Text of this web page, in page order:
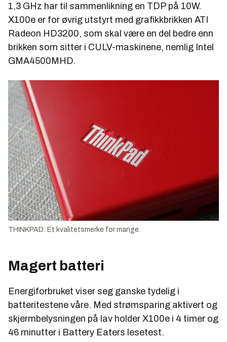
1,3 GHz har til sammenlikning en TDP på 10W.
X100e er for øvrig utstyrt med grafikkbrikken ATI
Radeon HD3200, som skal være en del bedre enn
brikken som sitter i CULV-maskinene, nemlig Intel
GMA4500MHD.
THINKPAD: Et kvalitetsmerke for mange.
Magert batteri
Energiforbruket viser seg ganske tydelig i
batteritestene våre. Med strømsparing aktivert og
skjermbelysningen på lav holder X100e i 4 timer og
46 minutter i Battery Eaters lesetest.